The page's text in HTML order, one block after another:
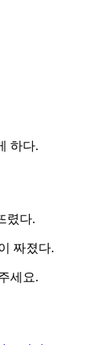
하다.
렸다.
짜졌다.
세요.